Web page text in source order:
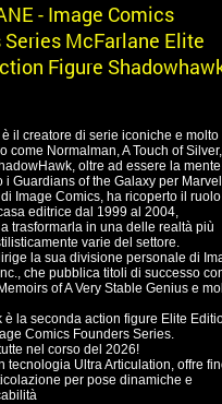
- Image Comics
Series McFarlane Elite
Figure
il creatore di serie iconiche e molto
come Normalman, A Touch of Silver,
oltre ad essere la mente
i Guardians of the Galaxy per
Image Comics, ha ricoperto il
editrice dal 1999 al 2004,
trasformarla in una delle realtà più
varie del settore.
la sua divisione personale di
che pubblica titoli di successo
of A Very Stable Genius e
è la seconda action figure Elite
Comics Founders Series.
nel corso del 2026!
tecnologia Ultra Articulation, offre
per pose dinamiche e